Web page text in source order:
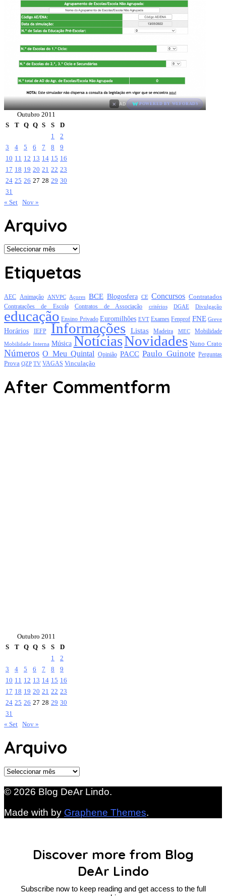
× AD POWERED BY WEFORADS
Outubro 2011
S
T Q Q S S
D
1
2
3
4 5 6 7 8
9
10 11 12 13 14 15 16
17 18 19 20 21 22 23
24 25 26 27 28 29 30
31
« Set Nov »
Arquivo
Arquivo
Etiquetas
AEC Animação ANVPC Açores BCE Blogosfera CE Concursos Contratados
Contratações de Escola Contratos de Associação critérios DGAE Divulgação
educação Ensino Privado Euromilhões EVT Exames Fenprof FNE Greve
Horários IEFP Informações Listas Madeira MEC Mobilidade
Mobilidade Interna Música NotíciasNovidades Nuno Crato
Números O Meu Quintal Opinião PACC Paulo Guinote Perguntas
Prova QZP TV VAGAS Vinculação
After Commentform
Outubro 2011
S
T Q Q S S
D
1
2
3
4 5 6 7 8
9
10 11 12 13 14 15 16
17 18 19 20 21 22 23
24 25 26 27 28 29 30
31
« Set Nov »
Arquivo
Arquivo
© 2026 Blog DeAr Lindo.
Made with by Graphene Themes.
Discover more from Blog
DeAr Lindo
Subscribe now to keep reading and get access to the full